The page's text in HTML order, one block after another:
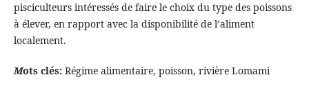
pisciculteurs intéressés de faire le choix du type des poissons
à élever, en rapport avec la disponibilité de l’aliment
localement.
Mots clés:Régime alimentaire, poisson, rivière Lomami